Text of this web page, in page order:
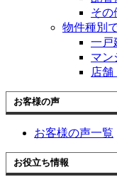
その
物件種別
一戸
マン
店舗
お客様の声
お客様の声一覧
お役立ち情報